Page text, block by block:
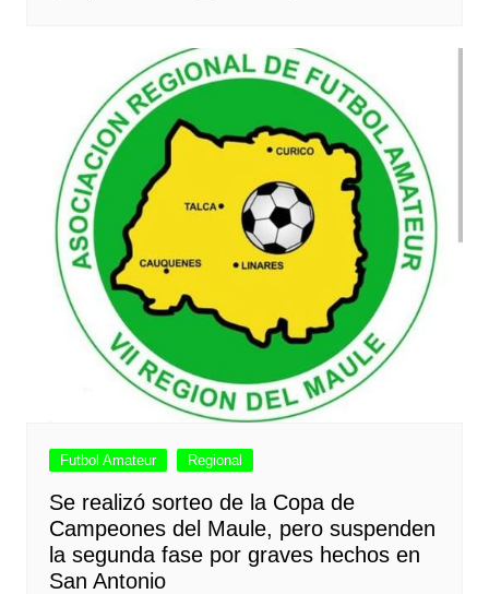
Futbol Amateur Regional
Se realizó sorteo de la Copa de
Campeones del Maule, pero suspenden
la segunda fase por graves hechos en
San Antonio